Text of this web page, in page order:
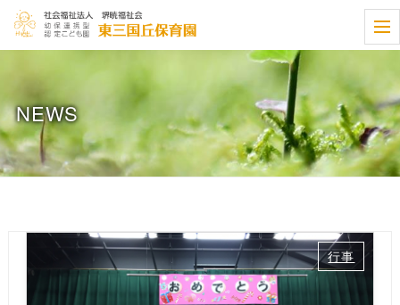
t
o
e
n
a
v
g
a
NEWS
行事